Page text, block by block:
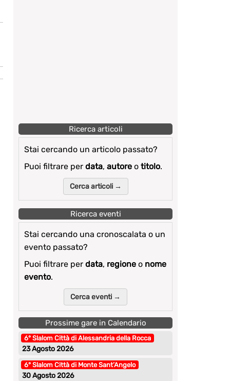
Ricerca articoli
Stai cercando un articolo passato?
Puoi filtrare per data, autore o titolo.
Cerca articoli →
Ricerca eventi
Stai cercando una cronoscalata o un
evento passato?
Puoi filtrare per data, regione o nome
evento.
Cerca eventi →
Prossime gare in Calendario
6° Slalom Città di Alessandria della Rocca
23 Agosto 2026
6° Slalom Città di Monte Sant’Angelo
30 Agosto 2026